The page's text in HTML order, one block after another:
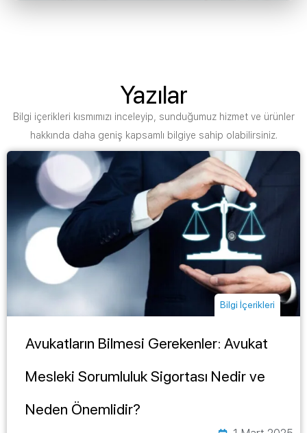
Yazılar
Bilgi içerikleri kısmımızı inceleyip, sunduğumuz hizmet ve ürünler
hakkında daha geniş kapsamlı bilgiye sahip olabilirsiniz.
Bilgi İçerikleri
Avukatların Bilmesi Gerekenler: Avukat
Mesleki Sorumluluk Sigortası Nedir ve
Neden Önemlidir?